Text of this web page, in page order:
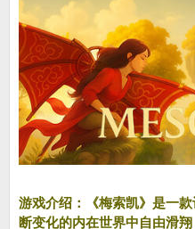
游戏介绍：《梅索凯》是一
断变化的内在世界中自由滑